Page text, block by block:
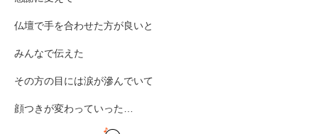
仏壇で手を合わせた方が良いと
みんなで伝えた
その方の目には涙が滲んでいて
顔つきが変わっていった…